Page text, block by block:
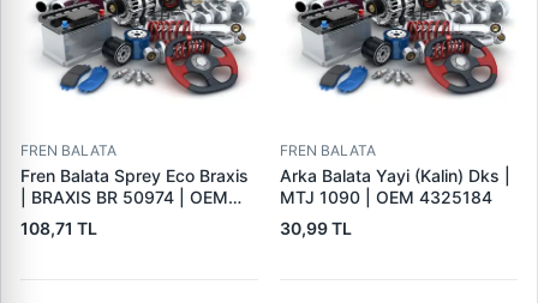
FREN BALATA
Fren Balata Sprey Eco Braxis
| BRAXIS BR 50974 | OEM
BALATA SPREYI
108,71 TL
FREN BALATA
Arka Balata Yayi (Kalin) Dks |
MTJ 1090 | OEM 4325184
30,99 TL